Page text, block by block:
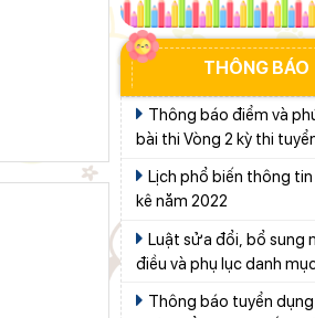
Bảo đảm ngày khai giảng thực
sự là ngày hội của học
viên
100 ngày tháo gỡ các
về chuyển đổi số
Thí điểm giáo dục AI góp phần
hoạt động giáo dục
Lâm Đồng lấy ý kiến dự thảo
tạo nguồn nhân lực y tế
Từ khát vọng dân giàu, nước
mạnh đến lý luận kinh tế
định hướng XHCN trong
THÔNG BÁO
bài thi Vòng 2 kỳ thi
công chức Tổng cục
năm 2019
kê năm 2022
điều và phụ lục danh mục
Thống kê quốc gia của
Thống kê Số 01/2021/